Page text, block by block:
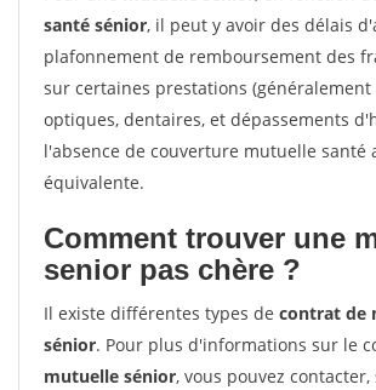
santé sénior, il peut y avoir des délais
plafonnement de remboursement des
sur certaines prestations
optiques, dentaires, et dépassements
l'absence de couverture mutuelle santé
équivalente.
Comment trouver une
senior pas chère ?
Il existe différentes types de contrat de
sénior. Pour plus d'informations sur le
mutuelle sénior, vous pouvez contacter,